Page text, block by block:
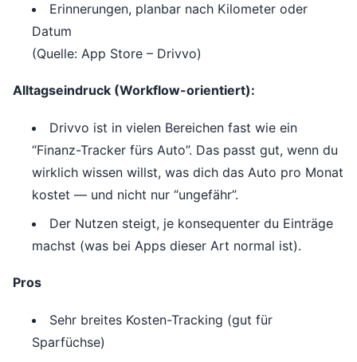
Erinnerungen, planbar nach Kilometer oder
Datum
(Quelle: App Store – Drivvo)
Alltagseindruck (Workflow-orientiert):
Drivvo ist in vielen Bereichen fast wie ein
“Finanz-Tracker fürs Auto”. Das passt gut, wenn du
wirklich wissen willst, was dich das Auto pro Monat
kostet — und nicht nur “ungefähr”.
Der Nutzen steigt, je konsequenter du Einträge
machst (was bei Apps dieser Art normal ist).
Pros
Sehr breites Kosten-Tracking (gut für
Sparfüchse)